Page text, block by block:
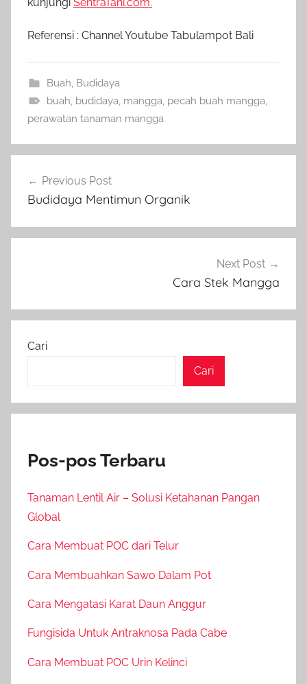
Referensi : Channel Youtube Tabulampot Bali
Buah, Budidaya
buah, budidaya, mangga, pecah buah mangga,
perawatan tanaman mangga
pos
Previous Post
Budidaya Mentimun Organik
Next Post
Cara Stek Mangga
Cari
Cari
Pos-pos Terbaru
Tanaman Lentil Air – Solusi Ketahanan Pangan
Global
Cara Membuat POC dari Telur
Cara Membuahkan Sawo Dalam Pot
Cara Mengatasi Karat Daun Anggur
Fungisida Untuk Antraknosa Pada Cabe
Cara Membuat POC Urin Kelinci